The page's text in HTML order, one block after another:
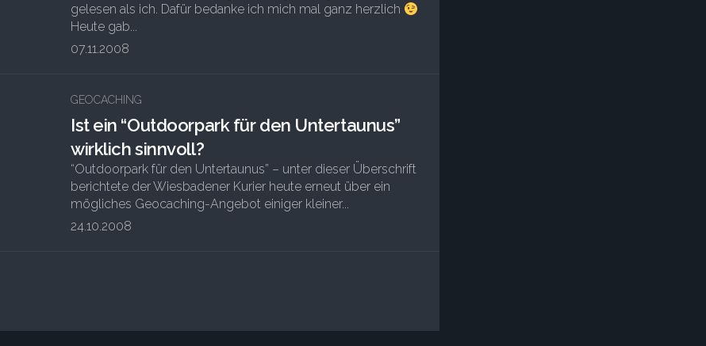
gelesen als ich. Dafür bedanke ich mich mal ganz herzlich
Heute gab...
07.11.2008
GEOCACHING
Ist ein “Outdoorpark für den Untertaunus”
wirklich sinnvoll?
“Outdoorpark für den Untertaunus” – unter dieser Überschrift
berichtete der Wiesbadener Kurier heute erneut über ein
mögliches Geocaching-Angebot einiger kleiner...
24.10.2008